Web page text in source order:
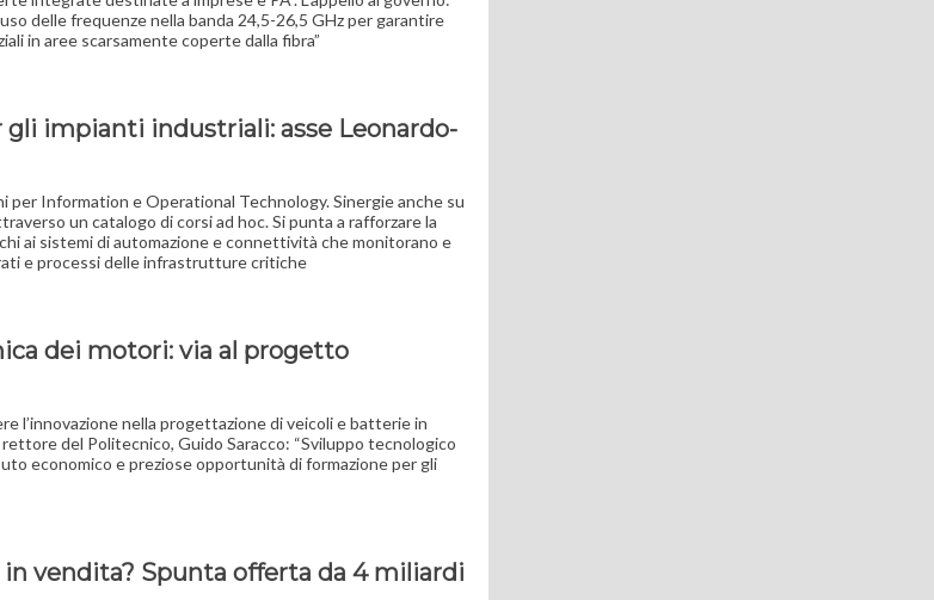
delle frequenze nella banda 24,5-26,5 GHz per garantire
in aree scarsamente coperte dalla fibra”
gli impianti industriali: asse Leonardo-
Information e Operational Technology. Sinergie anche su
un catalogo di corsi ad hoc. Si punta a rafforzare la
ai sistemi di automazione e connettività che monitorano e
e processi delle infrastrutture critiche
dei motori: via al progetto
l’innovazione nella progettazione di veicoli e batterie in
del Politecnico, Guido Saracco: “Sviluppo tecnologico
economico e preziose opportunità di formazione per gli
in vendita? Spunta offerta da 4 miliardi